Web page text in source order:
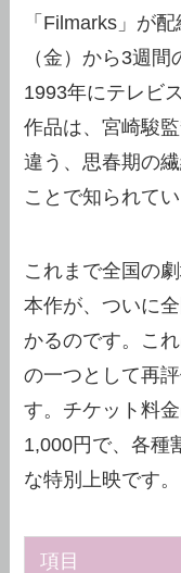
「Filmarks」が
（金）から3週
1993年にテレビ
作品は、宮崎駿
違う、思春期の
ことで知られてい
これまで全国の
本作が、ついに
かるのです。こ
の一つとして再
す。チケット料
1,000円で、各種
な特別上映です。
項目